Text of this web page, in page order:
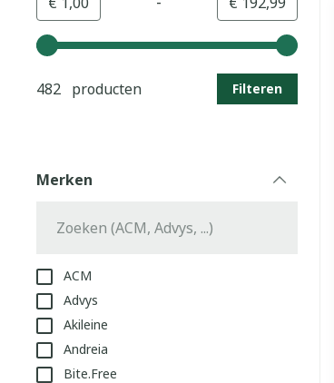
Gebruik de pijltjestoetsen links en rechts
482 producten
Filteren
Merken
ACM
Advys
Akileine
Andreia
Bite.Free